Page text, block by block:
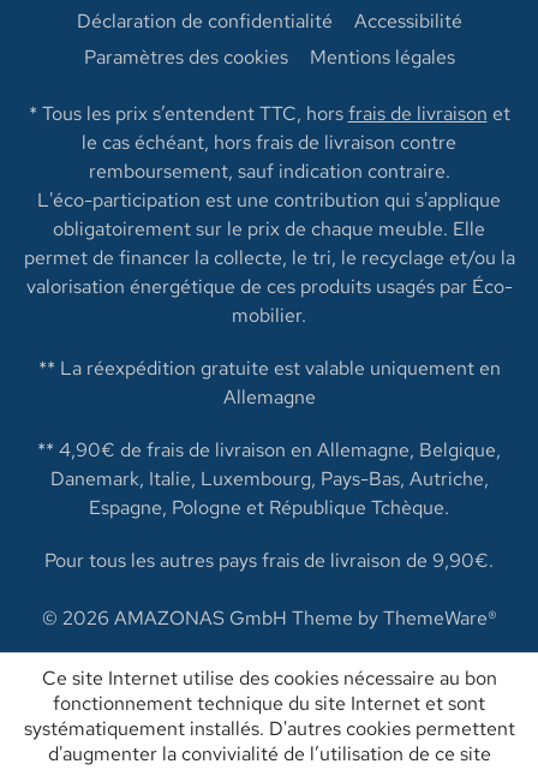
Déclaration de confidentialité
Accessibilité
Paramètres des cookies
Mentions légales
* Tous les prix s’entendent TTC, horsfrais de livraison et
le cas échéant, hors frais de livraison contre
remboursement, sauf indication contraire.
L'éco-participation est une contribution qui s'applique
obligatoirement sur le prix de chaque meuble. Elle
permet de financer la collecte, le tri, le recyclage et/ou la
valorisation énergétique de ces produits usagés par Éco-
mobilier.
** La réexpédition gratuite est valable uniquement en
Allemagne
** 4,90€ de frais de livraison en Allemagne, Belgique,
Danemark, Italie, Luxembourg, Pays-Bas, Autriche,
Espagne, Pologne et République Tchèque.
Pour tous les autres pays frais de livraison de 9,90€.
© 2026 AMAZONAS GmbH Theme byThemeWare®
Ce site Internet utilise des cookies nécessaire au bon
fonctionnement technique du site Internet et sont
systématiquement installés. D'autres cookies permettent
d'augmenter la convivialité de l’utilisation de ce site